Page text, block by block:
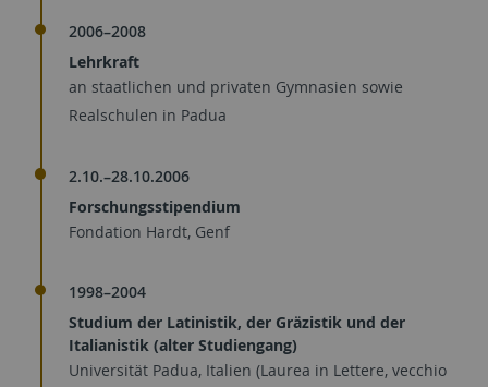
2006–2008
Lehrkraft
an staatlichen und privaten Gymnasien sowie
Realschulen in Padua
2.10.–28.10.2006
Forschungsstipendium
Fondation Hardt, Genf
1998–2004
Studium der Latinistik, der Gräzistik und der
Italianistik (alter Studiengang)
Universität Padua, Italien (Laurea in Lettere, vecchio